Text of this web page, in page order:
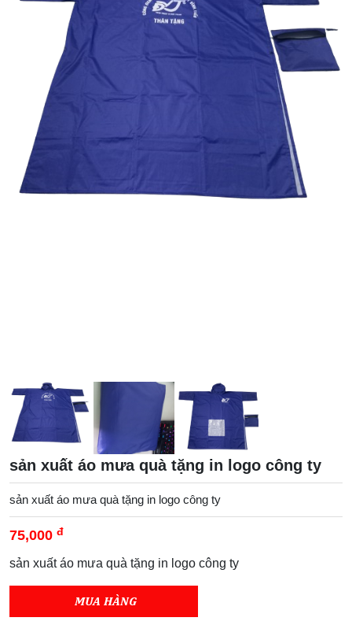
sản xuất áo mưa quà tặng in logo công ty
sản xuất áo mưa quà tặng in logo công ty
75,000 đ
sản xuất áo mưa quà tặng in logo công ty
MUA HÀNG